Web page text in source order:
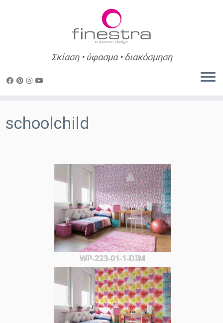
content
Σκίαση • ύφασμα • διακόσμηση
schoolchild
WP-223-01-1-DIM